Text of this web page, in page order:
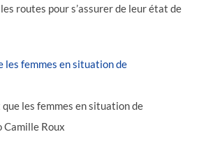
routes pour s’assurer de leur état de
les femmes en situation de
Roux